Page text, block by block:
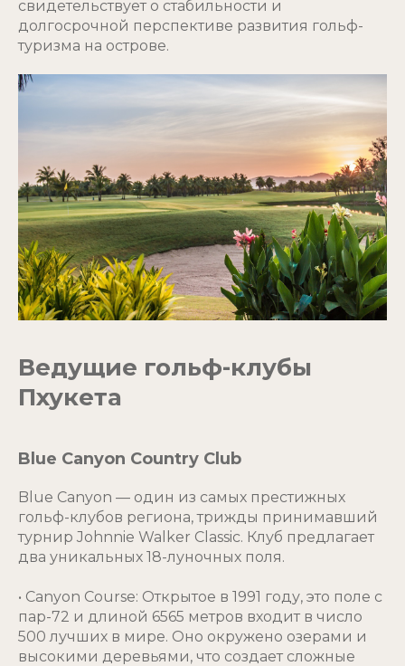
свидетельствует о стабильности и
долгосрочной перспективе развития гольф-
туризма на острове.
Ведущие гольф-клубы
Пхукета
Blue Canyon Country Club
Blue Canyon — один из самых престижных
гольф-клубов региона, трижды принимавший
турнир Johnnie Walker Classic. Клуб предлагает
два уникальных 18-луночных поля.
• Canyon Course: Открытое в 1991 году, это поле с
пар-72 и длиной 6565 метров входит в число
500 лучших в мире. Оно окружено озерами и
высокими деревьями, что создает сложные